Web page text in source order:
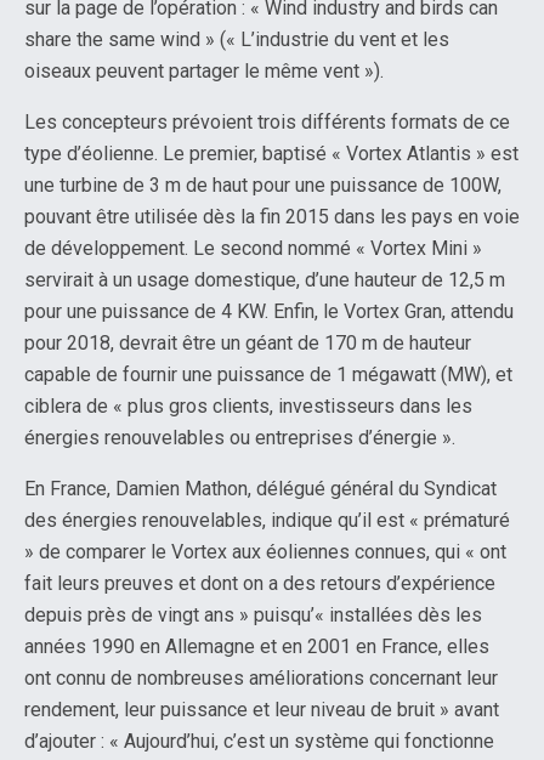
sur la page de l’opération : « Wind industry and birds can
share the same wind » (« L’industrie du vent et les
oiseaux peuvent partager le même vent »).
Les concepteurs prévoient trois différents formats de ce
type d’éolienne. Le premier, baptisé « Vortex Atlantis » est
une turbine de 3 m de haut pour une puissance de 100W,
pouvant être utilisée dès la fin 2015 dans les pays en voie
de développement. Le second nommé « Vortex Mini »
servirait à un usage domestique, d’une hauteur de 12,5 m
pour une puissance de 4 KW. Enfin, le Vortex Gran, attendu
pour 2018, devrait être un géant de 170 m de hauteur
capable de fournir une puissance de 1 mégawatt (MW), et
ciblera de « plus gros clients, investisseurs dans les
énergies renouvelables ou entreprises d’énergie ».
En France, Damien Mathon, délégué général du Syndicat
des énergies renouvelables, indique qu’il est « prématuré
» de comparer le Vortex aux éoliennes connues, qui « ont
fait leurs preuves et dont on a des retours d’expérience
depuis près de vingt ans » puisqu’« installées dès les
années 1990 en Allemagne et en 2001 en France, elles
ont connu de nombreuses améliorations concernant leur
rendement, leur puissance et leur niveau de bruit » avant
d’ajouter : « Aujourd’hui, c’est un système qui fonctionne